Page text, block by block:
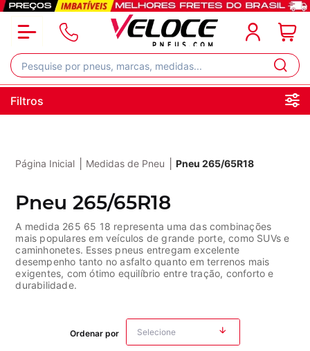
Página Inicial Medidas de Pneu Pneu 265/65R18
Filtros
Pneu 265/65R18
A medida 265 65 18 representa uma das combinações
mais populares em veículos de grande porte, como SUVs e
caminhonetes. Esses pneus entregam excelente
desempenho tanto no asfalto quanto em terrenos mais
exigentes, com ótimo equilíbrio entre tração, conforto e
durabilidade.
Ordenar por